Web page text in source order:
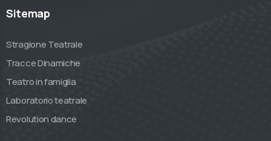
Sitemap
Stragione Teatrale
Tracce Dinamiche
Teatro in famiglia
Laboratorio teatrale
Revolution dance